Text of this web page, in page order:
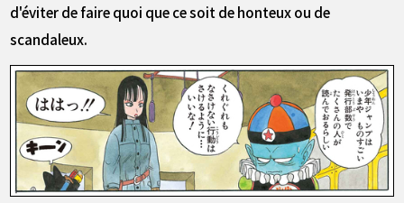
d'éviter de faire quoi que ce soit de honteux ou de
scandaleux.